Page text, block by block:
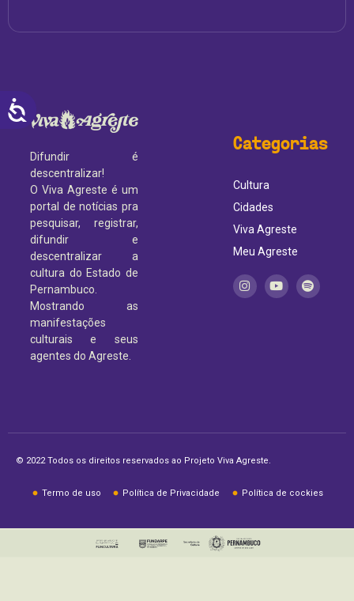
Difundir é
descentralizar!
O Viva Agreste é um
portal de notícias pra
pesquisar, registrar,
difundir e
descentralizar a
cultura do Estado de
Pernambuco.
Mostrando as
manifestações
culturais e seus
agentes do Agreste.
Categorias
Cultura
Cidades
Viva Agreste
Meu Agreste
© 2022 Todos os direitos reservados ao Projeto Viva Agreste.
Termo de uso Política de Privacidade Política de cockies